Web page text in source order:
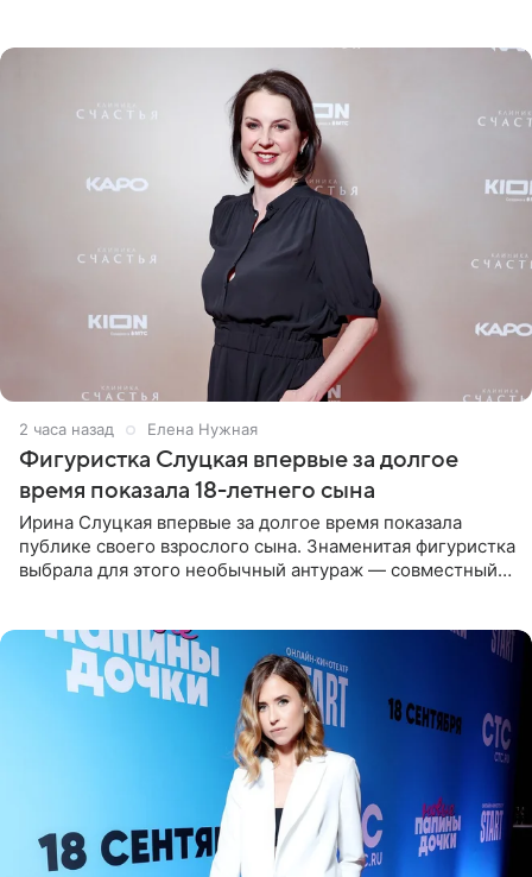
2 часа назад Елена Нужная
Фигуристка Слуцкая впервые за долгое
время показала 18-летнего сына
Ирина Слуцкая впервые за долгое время показала
публике своего взрослого сына. Знаменитая фигуристка
выбрала для этого необычный антураж — совместный